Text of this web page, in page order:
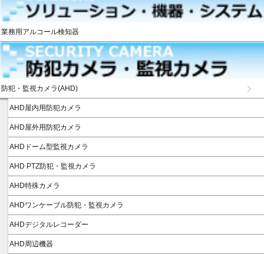
業務用アルコール検知器
防犯・監視カメラ(AHD)
AHD屋内用防犯カメラ
AHD屋外用防犯カメラ
AHDドーム型監視カメラ
AHD PTZ防犯・監視カメラ
AHD特殊カメラ
AHDワンケーブル防犯・監視カメラ
AHDデジタルレコーダー
AHD周辺機器